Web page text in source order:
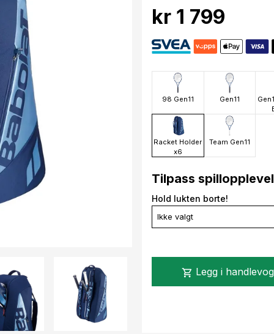
kr 1 799
98 Gen11 Gen11
Racket Holder
x6
Team Gen11
Tilpass
Hold lukten borte!
Ikke valgt
shopping_cart Legg i